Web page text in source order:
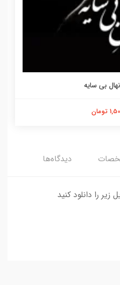
بی سایه
دیدگاه‌ها
را دانلود کنید